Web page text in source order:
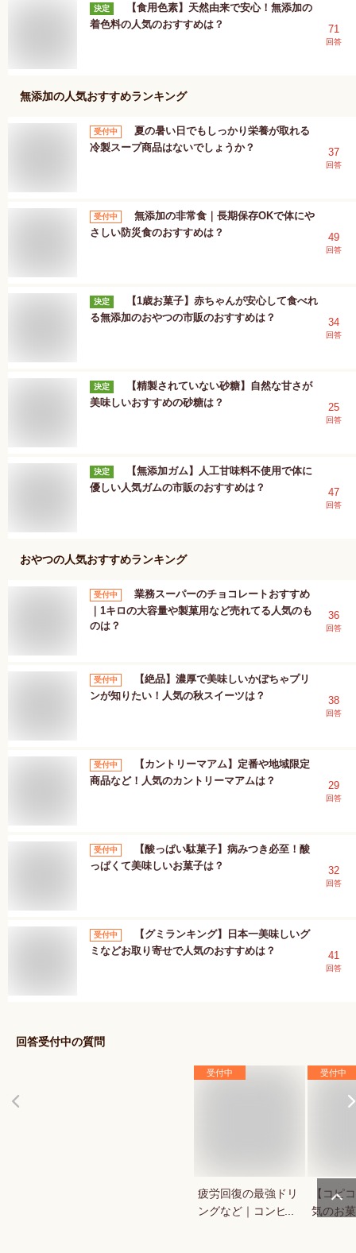
決定
【食用色素】天然由来で安心！無添加の
着色料の人気のおすすめは？
71
回答
無添加の人気おすすめランキング
受付中
夏の暑い日でもしっかり栄養が取れる
冷製スープ商品はないでしょうか？
37
回答
受付中
無添加の非常食｜長期保存OKで体にや
さしい防災食のおすすめは？
49
回答
決定
【1歳お菓子】赤ちゃんが安心して食べれ
る無添加のおやつの市販のおすすめは？
34
回答
決定
【精製されていない砂糖】自然な甘さが
美味しいおすすめの砂糖は？
25
回答
決定
【無添加ガム】人工甘味料不使用で体に
優しい人気ガムの市販のおすすめは？
47
回答
おやつの人気おすすめランキング
受付中
業務スーパーのチョコレートおすすめ
｜1キロの大容量や製菓用など売れてる人気のも
のは？
36
回答
受付中
【絶品】濃厚で美味しいかぼちゃプリ
ンが知りたい！人気の秋スイーツは？
38
回答
受付中
【カントリーマアム】定番や地域限定
商品など！人気のカントリーマアムは？
29
回答
受付中
【酸っぱい駄菓子】病みつき必至！酸
っぱくて美味しいお菓子は？
32
回答
受付中
【グミランキング】日本一美味しいグ
ミなどお取り寄せで人気のおすすめは？
41
回答
回答受付中の質問
受付中
疲労回復の最強ドリ
ングなど｜コンビ
受付中
【コピ
気のお